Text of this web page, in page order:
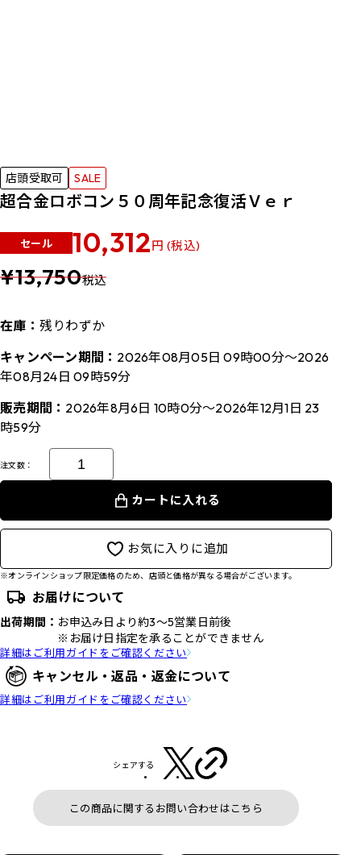
店頭受取可 SALE
超合金ロボコン５０周年記念復活Ｖｅｒ
セール 10,312円 (税込)
¥13,750税込
在庫： 残りわずか
キャンペーン期間： 2026年08月05日 09時00分～2026
年08月24日 09時59分
販売期間： 2026年8月6日 10時0分～2026年12月1日 23
時59分
注文数：
カートに入れる
お気に入りに追加
※オンラインショップ限定価格のため、店頭と価格が異なる場合がございます。
お届けについて
出荷期間： お申込み日より約3～5営業日前後
※お届け日指定を承ることができません
詳細はご利用ガイドをご確認ください
キャンセル・返品・返金について
詳細はご利用ガイドをご確認ください
シェアする
この商品に関するお問い合わせはこちら